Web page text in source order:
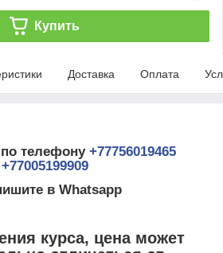
Купить
Доставка Оплата
телефону +77756019465
+77005199909
в Whatsapp
курса, цена может